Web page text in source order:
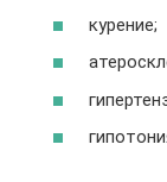
курение;